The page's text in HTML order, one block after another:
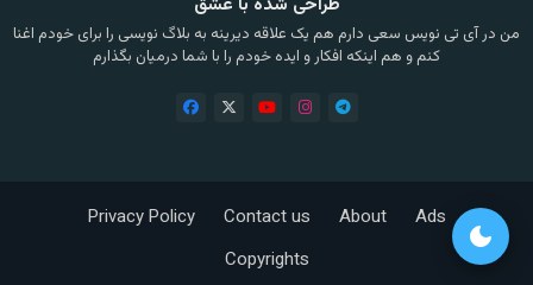
طراحی شده با عشق
من در آی تی نویس سعی دارم هم یک علاقه دیرینه به بلاگ نویسی را برای خودم اغنا
کنم و هم اینکه افکار و ایده خودم را با شما درمیان بگذارم
Ads
About
Contact us
Privacy Policy
Copyrights
dark_mode